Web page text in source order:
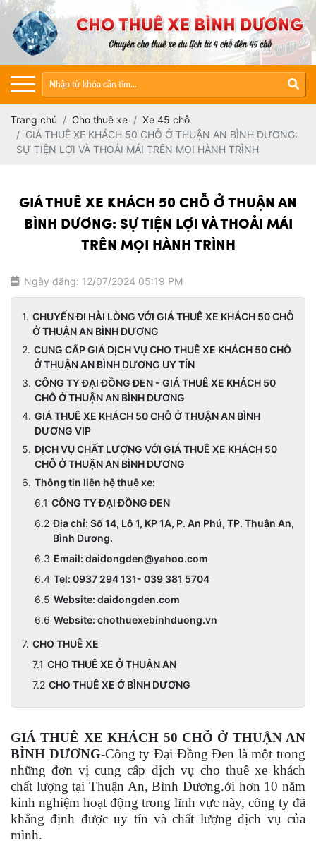
Trang chủ Cho thuê xe
Xe 45 chỗ
GIÁ THUÊ XE KHÁCH 50 CHỖ Ở THUẬN AN BÌNH DƯƠNG:
SỰ TIỆN LỢI VÀ THOẢI MÁI TRÊN MỌI HÀNH TRÌNH
GIÁ THUÊ XE KHÁCH 50 CHỖ Ở THUẬN AN
BÌNH DƯƠNG: SỰ TIỆN LỢI VÀ THOẢI MÁI
TRÊN MỌI HÀNH TRÌNH
Ngày đăng: 12/07/2024 05:19 PM
CHUYẾN ĐI HÀI LÒNG VỚI GIÁ THUÊ XE KHÁCH 50 CHỖ
Ở THUẬN AN BÌNH DƯƠNG
CUNG CẤP GIÁ DỊCH VỤ CHO THUÊ XE KHÁCH 50 CHỖ
Ở THUẬN AN BÌNH DƯƠNG UY TÍN
CÔNG TY ĐẠI ĐỒNG ĐEN - GIÁ THUÊ XE KHÁCH 50
CHỖ Ở THUẬN AN BÌNH DƯƠNG
GIÁ THUÊ XE KHÁCH 50 CHỖ Ở THUẬN AN BÌNH
DƯƠNG VIP
DỊCH VỤ CHẤT LƯỢNG VỚI GIÁ THUÊ XE KHÁCH 50
CHỖ Ở THUẬN AN BÌNH DƯƠNG
Thông tin liên hệ thuê xe:
CÔNG TY ĐẠI ĐỒNG ĐEN
Địa chỉ: Số 14, Lô 1, KP 1A, P. An Phú, TP. Thuận An,
Bình Dương.
Email: daidongden@yahoo.com
Tel: 0937 294 131- 039 381 5704
Website: daidongden.com
Website: chothuexebinhduong.vn
CHO THUÊ XE
CHO THUÊ XE Ở THUẬN AN
CHO THUÊ XE Ở BÌNH DƯƠNG
GIÁ THUÊ XE KHÁCH 50 CHỖ Ở THUẬN AN
BÌNH DƯƠNG-Công ty Đại Đồng Đen là một trong
những đơn vị cung cấp dịch vụ cho thuê xe khách
chất lượng tại Thuận An, Bình Dương.ới hơn 10 năm
kinh nghiệm hoạt động trong lĩnh vực này, công ty đã
khẳng định được uy tín và chất lượng dịch vụ của
mình.